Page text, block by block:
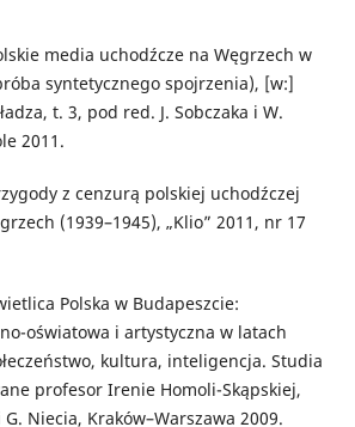
media uchodźcze na Węgrzech w
syntetycznego spojrzenia), [w:]
t. 3, pod red. J. Sobczaka i W.
2011.
z cenzurą polskiej uchodźczej
(1939–1945), „Klio” 2011, nr 17
Polska w Budapeszcie:
oświatowa i artystyczna w latach
kultura, inteligencja. Studia
profesor Irenie Homoli-Skąpskiej,
Niecia, Kraków–Warszawa 2009.